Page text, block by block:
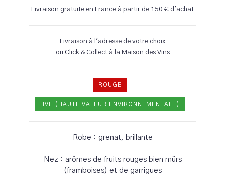
Livraison gratuite en France à partir de 150 € d'achat
Livraison à l'adresse de votre choix
ou Click & Collect à la Maison des Vins
ROUGE
HVE (HAUTE VALEUR ENVIRONNEMENTALE)
Robe : grenat, brillante
Nez : arômes de fruits rouges bien mûrs
(framboises) et de garrigues